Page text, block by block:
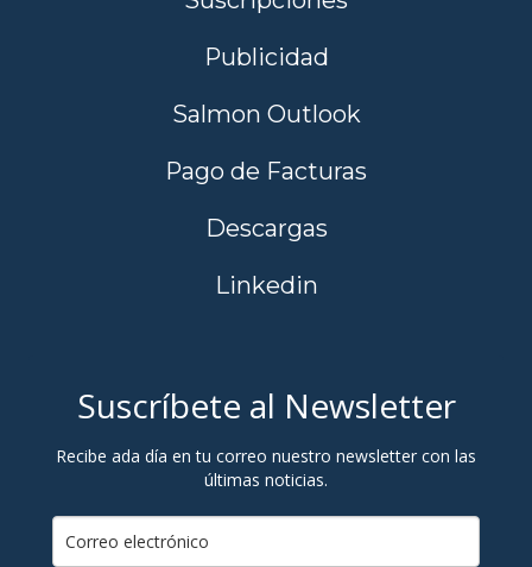
Publicidad
Salmon Outlook
Pago de Facturas
Descargas
Linkedin
Suscríbete al Newsletter
Recibe ada día en tu correo nuestro newsletter con las
últimas noticias.